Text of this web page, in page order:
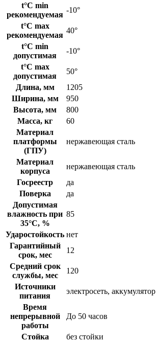
t°C min
рекомендуемая
-10°
t°C max
рекомендуемая
40°
t°C min
допустимая
-10°
t°C max
допустимая
50°
Длина, мм
1205
Ширина, мм
950
Высота, мм
800
Масса, кг
60
Материал
платформы
(ГПУ)
нержавеющая сталь
Материал
корпуса
нержавеющая сталь
Госреестр
да
Поверка
да
Допустимая
влажность при
35°С, %
85
Ударостойкость нет
Гарантийный
срок, мес
12
Средний срок
службы, мес
120
Источники
питания
электросеть, аккумулятор
Время
непрерывной
работы
До 50 часов
Стойка без стойки